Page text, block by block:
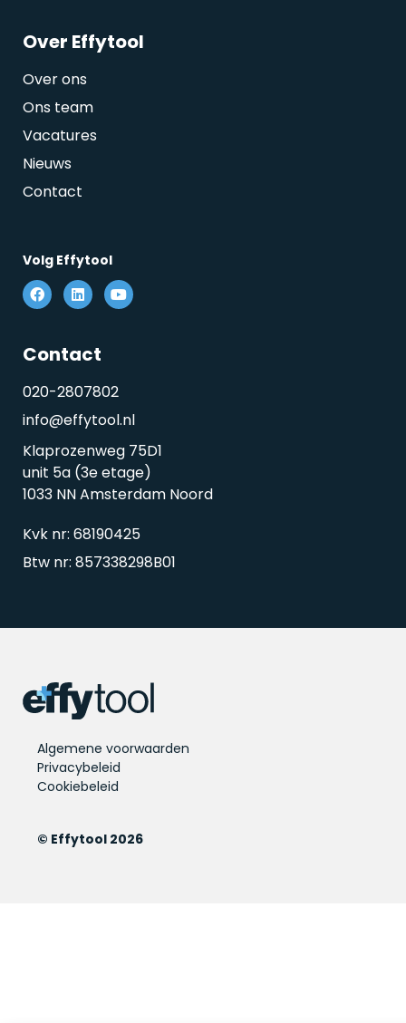
Over Effytool
Over ons
Ons team
Vacatures
Nieuws
Contact
Volg Effytool
Contact
020-2807802
info@effytool.nl
Klaprozenweg 75D1
unit 5a (3e etage)
1033 NN Amsterdam Noord
Kvk nr: 68190425
Btw nr: 857338298B01
Algemene voorwaarden
Privacybeleid
Cookiebeleid
© Effytool 2026